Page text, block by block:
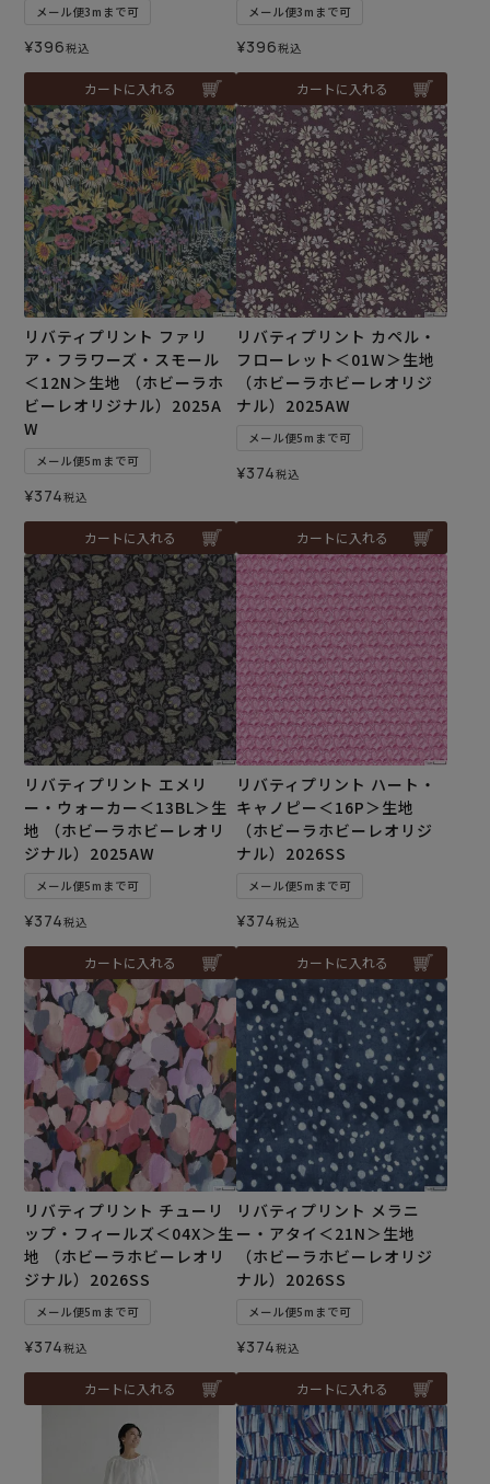
メール便3mまで可
¥396税込
カートに入れる
メール便3mまで可
¥396税込
カートに入れる
リバティプリント ファリ
ア・フラワーズ・スモール
＜12N＞生地 （ホビーラホ
ビーレオリジナル）2025A
W
メール便5mまで可
¥374税込
カートに入れる
リバティプリント カペル・
フローレット＜01W＞生地
（ホビーラホビーレオリジ
ナル）2025AW
メール便5mまで可
¥374税込
カートに入れる
リバティプリント エメリ
ー・ウォーカー＜13BL＞生
地 （ホビーラホビーレオリ
ジナル）2025AW
メール便5mまで可
¥374税込
カートに入れる
リバティプリント ハート・
キャノピー＜16P＞生地
（ホビーラホビーレオリジ
ナル）2026SS
メール便5mまで可
¥374税込
カートに入れる
リバティプリント チューリ
ップ・フィールズ＜04X＞生
地 （ホビーラホビーレオリ
ジナル）2026SS
メール便5mまで可
¥374税込
カートに入れる
リバティプリント メラニ
ー・アタイ＜21N＞生地
（ホビーラホビーレオリジ
ナル）2026SS
メール便5mまで可
¥374税込
カートに入れる